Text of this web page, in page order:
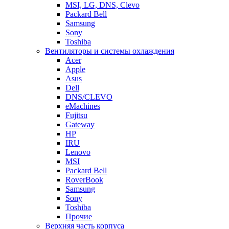
MSI, LG, DNS, Clevo
Packard Bell
Samsung
Sony
Toshiba
Вентиляторы и системы охлаждения
Acer
Apple
Asus
Dell
DNS/CLEVO
eMachines
Fujitsu
Gateway
HP
IRU
Lenovo
MSI
Packard Bell
RoverBook
Samsung
Sony
Toshiba
Прочие
Верхняя часть корпуса